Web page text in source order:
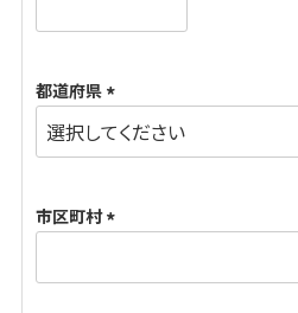
必
)
都道府県
(
必
)
市区町村
必